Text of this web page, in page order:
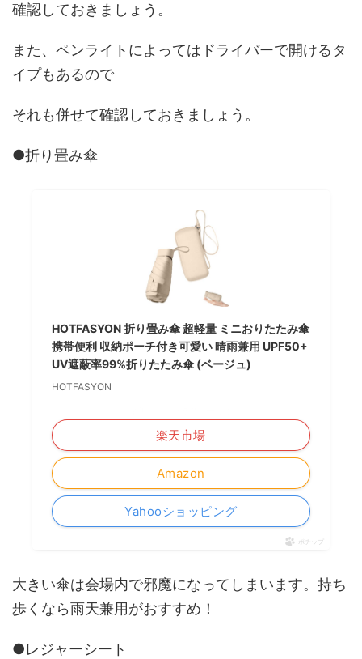
確認しておきましょう。
また、ペンライトによってはドライバーで開けるタ
イプもあるので
それも併せて確認しておきましょう。
●折り畳み傘
HOTFASYON 折り畳み傘 超軽量 ミニおりたたみ傘
携帯便利 収納ポーチ付き可愛い 晴雨兼用 UPF50+
UV遮蔽率99%折りたたみ傘 (ベージュ)
HOTFASYON
Amazon
楽天市場
Yahooショッピング
ポチップ
大きい傘は会場内で邪魔になってしまいます。持ち
歩くなら雨天兼用がおすすめ！
●レジャーシート